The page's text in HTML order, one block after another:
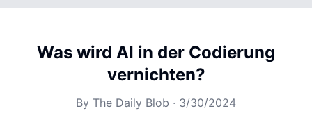
Was wird AI in der Codierung
vernichten?
By The Daily Blob · 3/30/2024